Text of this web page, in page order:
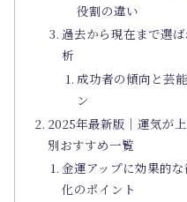
役割の違い
過去から現在まで選
析
成功者の傾向と芸
ン
2025年最新版｜運気が
別おすすめ一覧
金運アップに効果的
化のポイント